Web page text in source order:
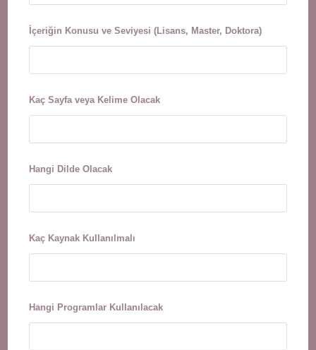
İçeriğin Konusu ve Seviyesi (Lisans, Master, Doktora)
Kaç Sayfa veya Kelime Olacak
Hangi Dilde Olacak
Kaç Kaynak Kullanılmalı
Hangi Programlar Kullanılacak